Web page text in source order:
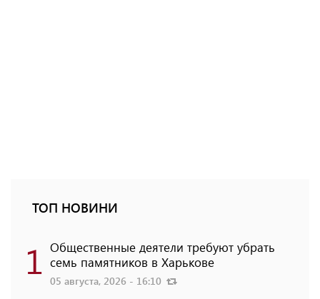
ТОП НОВИНИ
1 Общественные деятели требуют убрать
семь памятников в Харькове
05 августа, 2026 - 16:10